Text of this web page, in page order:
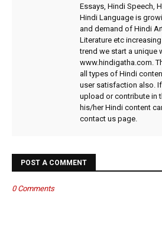
Essays, Hindi Speech,
Hindi Language is
and demand of Hindi
Literature etc
trend we start a unique
www.hindigatha.com.
all types of Hindi
user satisfaction also.
upload or contribute in
his/her Hindi content
contact us page.
POST A COMMENT
0 Comments